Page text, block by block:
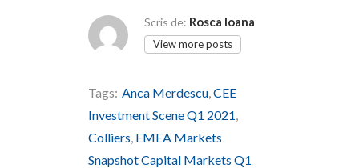
Scris de: Rosca Ioana
View more posts
Tags: Anca Merdescu,CEE
Investment Scene Q1 2021,
Colliers, EMEA Markets
Snapshot Capital Markets Q1